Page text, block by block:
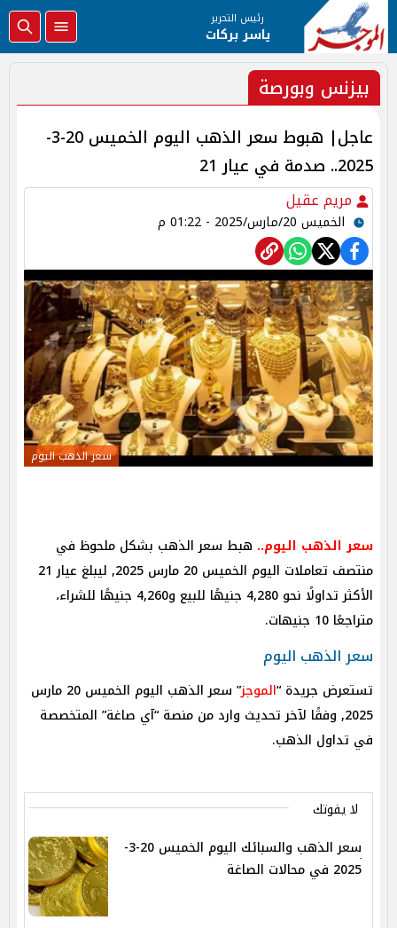
رئيس التحرير
ياسر بركات
بيزنس وبورصة
عاجل| هبوط سعر الذهب اليوم الخميس 20-3-
2025.. صدمة في عيار 21
مريم عقيل
الخميس 20/مارس/2025 - 01:22 م
سعر الذهب اليوم
سعر الذهب اليوم.. هبط سعر الذهب بشكل ملحوظ في
منتصف تعاملات اليوم الخميس 20 مارس 2025, ليبلغ عيار 21
الأكثر تداولًا نحو 4,280 جنيهًا للبيع و4,260 جنيهًا للشراء،
متراجعًا 10 جنيهات.
سعر الذهب اليوم
تستعرض جريدة “الموجز
” سعر الذهب اليوم الخميس 20 مارس
2025, وفقًا لآخر تحديث وارد من منصة “آي صاغة” المتخصصة
في تداول الذهب.
لا يفوتك
سعر الذهب والسبائك اليوم الخميس 20-3-
2025 في محالات الصاغة